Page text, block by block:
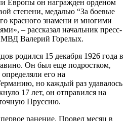
Европы он награжден орденом
степени, медалью “За боевые
красного знамени и многими
– рассказал начальник пресс-
МВД Валерий Горелых.
родился 15 декабря 1926 года в
Он был еще подростком,
его на
но каждый раз удавалось
17 лет, он отправился на
Пруссию.
ранение. Провел месяц в